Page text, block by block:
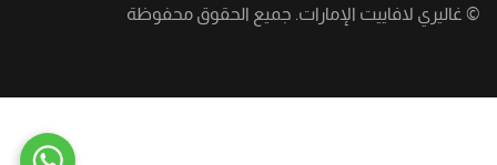
© غاليري لافاييت الإمارات. جميع الحقوق محفوظة